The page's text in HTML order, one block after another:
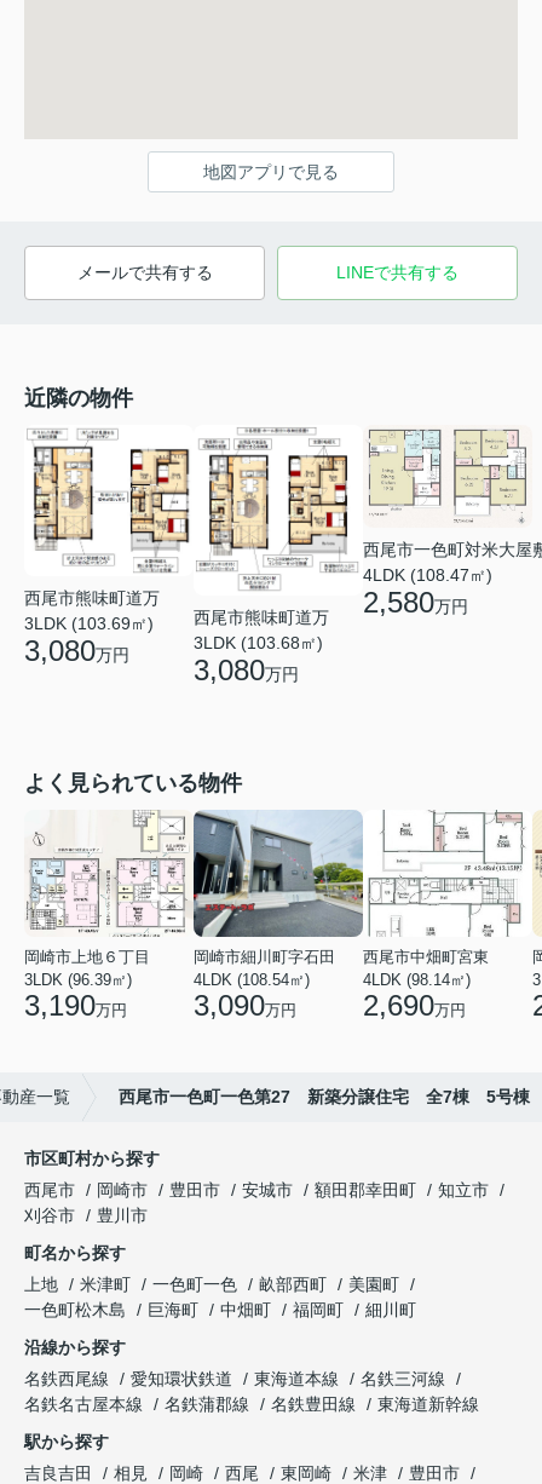
地図アプリで見る
メールで共有する LINEで共有する
近隣の物件
西尾市熊味町道万
3LDK (103.69㎡)
3,080万円
西尾市熊味町道万
3LDK (103.68㎡)
3,080万円
西尾市一色町対米大屋
4LDK (108.47㎡)
2,580万円
よく見られている物件
岡崎市上地６丁目
3LDK (96.39㎡)
3,190万円
岡崎市細川町字石田
4LDK (108.54㎡)
3,090万円
西尾市中畑町宮東
4LDK (98.14㎡)
2,690万円
産一覧 西尾市一色町一色第27 新築分譲住宅 全7棟 5号棟
市区町村から探す
西尾市
岡崎市 豊田市 安城市 額田郡幸田町
知立市
刈谷市
豊川市
町名から探す
上地
米津町 一色町一色 畝部西町
美園町
一色町松木島
巨海町 中畑町 福岡町
細川町
沿線から探す
名鉄西尾線
愛知環状鉄道 東海道本線
名鉄三河線
名鉄名古屋本線
名鉄蒲郡線 名鉄豊田線
東海道新幹線
駅から探す
吉良吉田
相見 岡崎 西尾 東岡崎 米津
豊田市